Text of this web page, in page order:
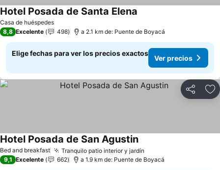
Casa de huéspedes
Hotel Posada de Santa Elena
8,8 Excelente 498 a 2.1 km de: Puente de Boyacá
Elige fechas para ver los precios exactos
Ver precios
Compartir
Bed and breakfast Tranquilo patio interior y jardín
Hotel Posada de San Agustin
9,1 Excelente 662 a 1.9 km de: Puente de Boyacá